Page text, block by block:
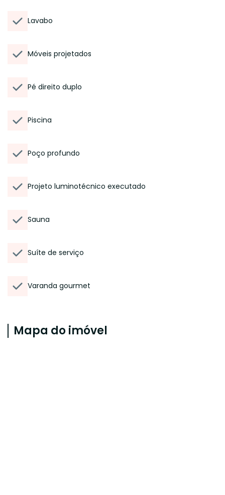
Lavabo
Móveis projetados
Pé direito duplo
Piscina
Poço profundo
Projeto luminotécnico executado
Sauna
Suíte de serviço
Varanda gourmet
Mapa do imóvel